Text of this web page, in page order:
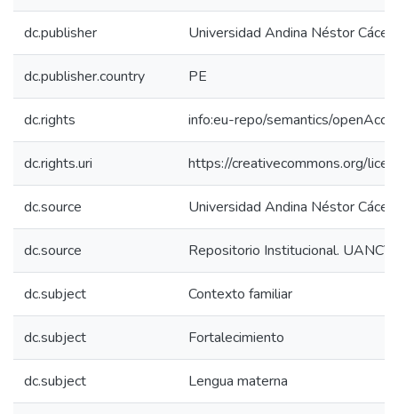
dc.publisher Universidad Andina Néstor
dc.publisher.country PE
dc.rights info:eu-repo/semantics/
dc.rights.uri https://creativecommons.org/
dc.source Universidad Andina Néstor
dc.source Repositorio Institucional. UANCV
dc.subject Contexto familiar
dc.subject Fortalecimiento
dc.subject Lengua materna